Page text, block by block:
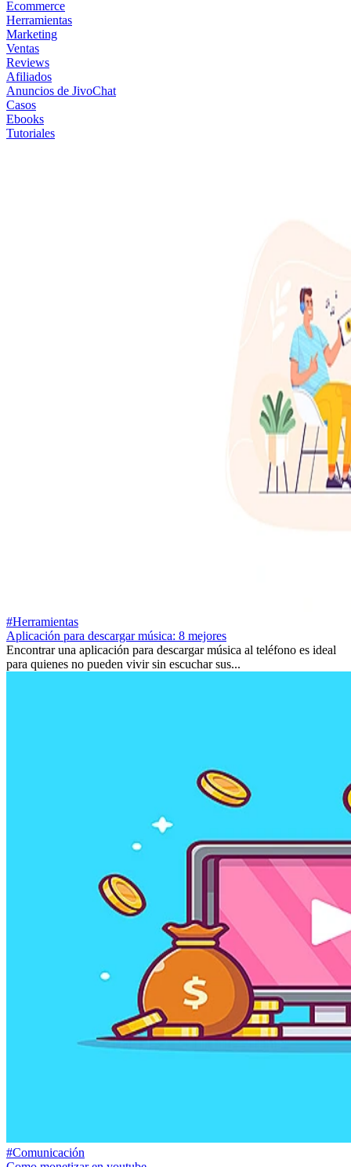
Ecommerce
Herramientas
Marketing
Ventas
Reviews
Afiliados
Anuncios de JivoChat
Casos
Ebooks
Tutoriales
#Herramientas
Aplicación para descargar música: 8 mejores
Encontrar una aplicación para descargar música al teléfono es ideal
para quienes no pueden vivir sin escuchar sus...
#Comunicación